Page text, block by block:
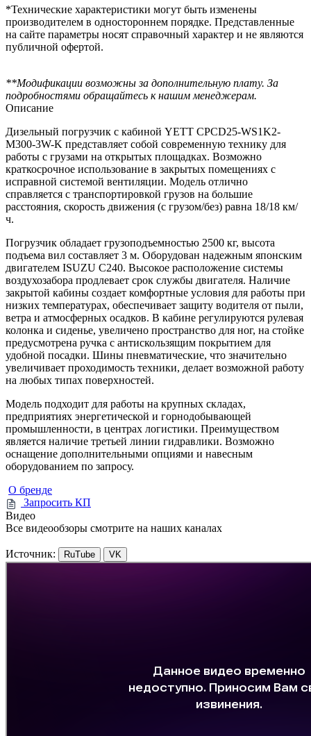
*Технические характеристики могут быть изменены
производителем в одностороннем порядке. Представленные
на сайте параметры носят справочный характер и не являются
публичной офертой.
**Модификации возможны за дополнительную плату. За
подробностями обращайтесь к нашим менеджерам.
Описание
Дизельный погрузчик с кабиной YETT CPCD25-WS1K2-
M300-3W-K представляет собой современную технику для
работы с грузами на открытых площадках. Возможно
краткосрочное использование в закрытых помещениях с
исправной системой вентиляции. Модель отлично
справляется с транспортировкой грузов на большие
расстояния, скорость движения (с грузом/без) равна 18/18 км/
ч.
Погрузчик обладает грузоподъемностью 2500 кг, высота
подъема вил составляет 3 м. Оборудован надежным японским
двигателем ISUZU C240. Высокое расположение системы
воздухозабора продлевает срок службы двигателя. Наличие
закрытой кабины создает комфортные условия для работы при
низких температурах, обеспечивает защиту водителя от пыли,
ветра и атмосферных осадков. В кабине регулируются рулевая
колонка и сиденье, увеличено пространство для ног, на стойке
предусмотрена ручка с антискользящим покрытием для
удобной посадки. Шины пневматические, что значительно
увеличивает проходимость техники, делает возможной работу
на любых типах поверхностей.
Модель подходит для работы на крупных складах,
предприятиях энергетической и горнодобывающей
промышленности, в центрах логистики. Преимуществом
является наличие третьей линии гидравлики. Возможно
оснащение дополнительными опциями и навесным
оборудованием по запросу.
О бренде
Запросить КП
Видео
Все видеообзоры смотрите на наших каналах
Источник: RuTube VK